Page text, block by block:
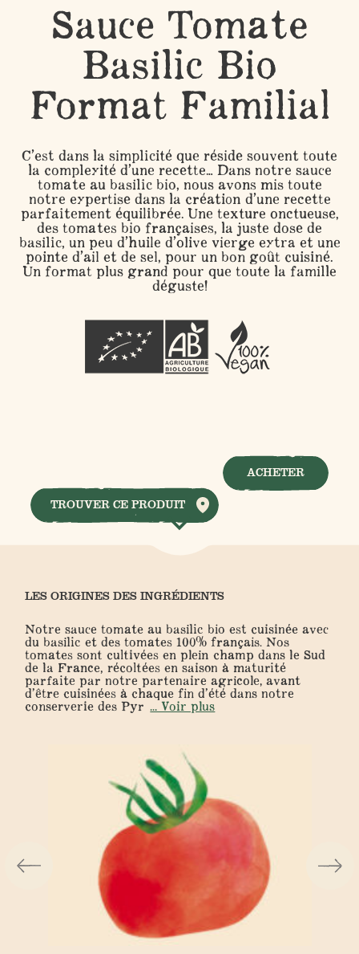
Sauce Tomate
Basilic Bio
Format Familial
C’est dans la simplicité que réside souvent toute
la complexité d’une recette… Dans notre sauce
tomate au basilic bio, nous avons mis toute
notre expertise dans la création d’une recette
parfaitement équilibrée. Une texture onctueuse,
des tomates bio françaises, la juste dose de
basilic, un peu d’huile d’olive vierge extra et une
pointe d’ail et de sel, pour un bon goût cuisiné.
Un format plus grand pour que toute la famille
déguste!
TROUVER CE PRODUIT
ACHETER
LES ORIGINES DES INGRÉDIENTS
Notre sauce tomate au basilic bio est cuisinée avec
du basilic et des tomates 100% français. Nos
tomates sont cultivées en plein champ dans le Sud
de la France, récoltées en saison à maturité
parfaite par notre partenaire agricole, avant
d’être cuisinées à chaque fin d’été dans notre
conserverie des Pyr ... Voir plus